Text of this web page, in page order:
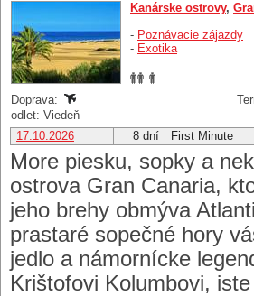
Kanárske ostrovy,
- Poznávacie zájazdy
- Exotika
Doprava:
odlet: Viedeň
17.10.2026
8 dní First Minute
More piesku, sopky a
ostrova Gran Canaria,
jeho brehy obmýva
prastaré sopečné hory
jedlo a námornícke
Krištofovi Kolumbovi,